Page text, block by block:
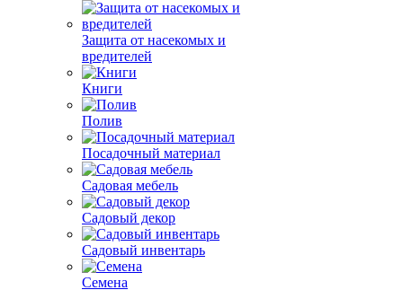
Защита от насекомых и
вредителей
Книги
Полив
Посадочный материал
Садовая мебель
Садовый декор
Садовый инвентарь
Семена